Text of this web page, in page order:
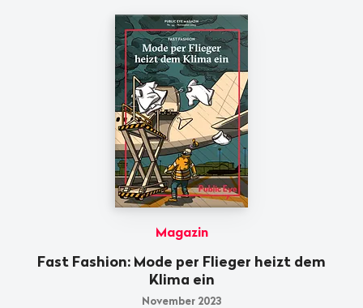
Magazin
Fast Fashion: Mode per Flieger heizt dem
Klima ein
November 2023